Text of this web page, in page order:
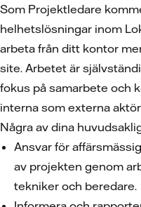
Som Projektledare
helhetslösningar inom
arbeta från ditt kontor
site. Arbetet är
fokus på samarbete och
interna som externa
Några av dina
Ansvar för
av projekten genom
tekniker och beredare.